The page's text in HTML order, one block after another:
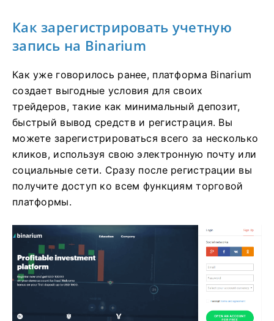
Как зарегистрировать учетную
запись на Binarium
Как уже говорилось ранее, платформа Binarium
создает выгодные условия для своих
трейдеров, такие как минимальный депозит,
быстрый вывод средств и регистрация. Вы
можете зарегистрироваться всего за несколько
кликов, используя свою электронную почту или
социальные сети. Сразу после регистрации вы
получите доступ ко всем функциям торговой
платформы.